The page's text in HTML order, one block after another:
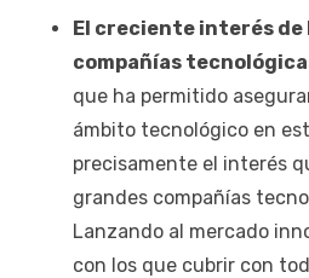
El creciente interés de
compañías
que ha permitido
ámbito tecnológico en
precisamente el interés
grandes compañías
Lanzando al mercado
con los que cubrir con